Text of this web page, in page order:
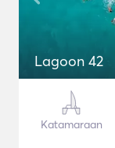
Lagoon 42
Katamaraan